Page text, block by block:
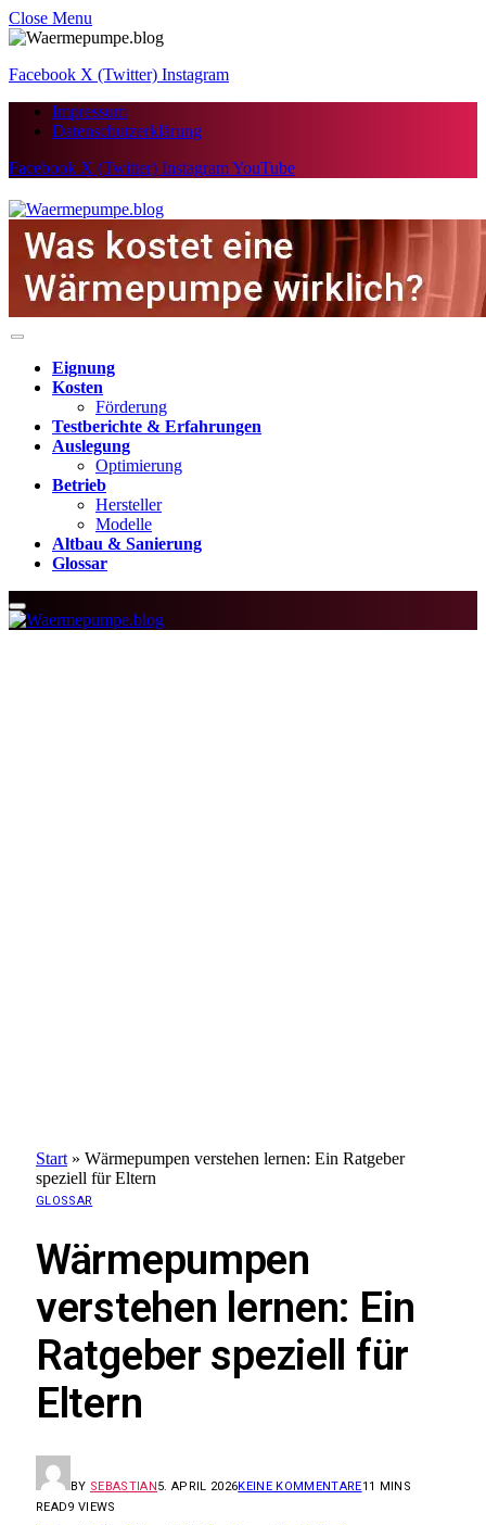
Close Menu
Facebook X (Twitter) Instagram
Impressum
Datenschutzerklärung
Facebook X (Twitter) InstagramYouTube
Eignung
Kosten
Förderung
Testberichte & Erfahrungen
Auslegung
Optimierung
Betrieb
Hersteller
Modelle
Altbau & Sanierung
Glossar
Start » Wärmepumpen verstehen lernen: Ein Ratgeber
speziell für Eltern
GLOSSAR
Wärmepumpen
verstehen lernen: Ein
Ratgeber speziell für
Eltern
BY SEBASTIAN5. APRIL 2026KEINE KOMMENTARE11 MINS
READ9 VIEWS